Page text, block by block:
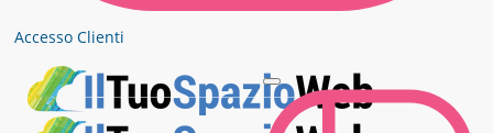
Accesso Clienti